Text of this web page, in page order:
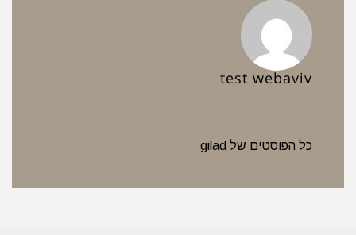
test webaviv
כל הפוסטים של gilad